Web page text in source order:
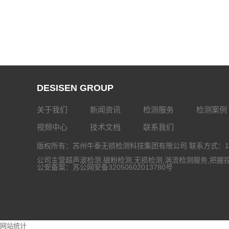
DESISEN GROUP
关于我们 新闻资讯 检测服务
检测案例
视频中心
技术文档 联系我们
版权所有：苏州牛泰无损检测科技集团有限公司 联系方式
公司主营超声波检测 磁粉检测 无损检测 涡流检测服务 ,把握
公安备案： 苏公网安备32050602013780号
网站统计